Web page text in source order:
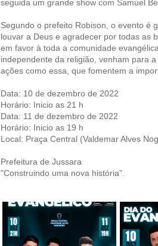
seguida um grande show com Samuel
Segundo o prefeito Robison, o evento é
louvar a Deus e agradecer por todas as
em favor à toda a comunidade
independente da religião, venham para
ações como essa, que fomentem a
Data: 10 de dezembro de 2022
Horário: Inicio as 21 h
Data: 11 de dezembro de 2022
Horário: Inicio as 19 h
Local: Praça Central (Valdemar Alves
Prefeitura de Jussara
"Construindo uma nova história".